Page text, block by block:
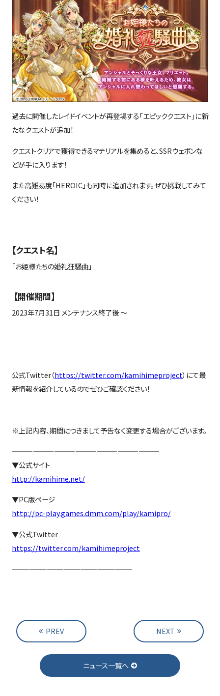
過去に開催したレイドイベントが再登場する「エピッククエスト」に新
たなクエストが追加！
クエストクリアで獲得できるマテリアルを集めると、SSRウェポンな
どが手に入ります！
また高難易度「HEROIC」も同時に追加されます。ぜひ挑戦してみて
ください！
【クエスト名】
「お姫様たちの婚礼狂騒曲」
【開催期間】
2023年7月31日 メンテナンス終了後 ～
公式Twitter（https://twitter.com/kamihimeproject）にて最
新情報を紹介しているのでぜひご確認ください！
※上記内容、期間につきまして予告なく変更する場合がございます。
—————————————————————
▼公式サイト
http://kamihime.net/
▼PC版ページ
http://pc-play.games.dmm.com/play/kamipro/
▼公式Twitter
https://twitter.com/kamihimeproject
—————————————————————
PREV NEXT
ニュース一覧へ